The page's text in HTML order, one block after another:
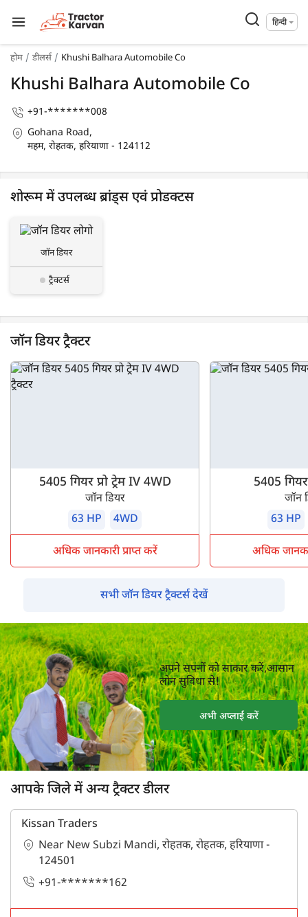
हिन्दी
होम डीलर्स Khushi Balhara Automobile Co
Khushi Balhara Automobile Co
+91-*******008
Gohana Road,
महम, रोहतक, हरियाणा - 124112
शोरूम में उपलब्ध ब्रांड्स एवं प्रोडक्टस
जॉन डियर
ट्रैक्टर्स
जॉन डियर ट्रैक्टर
5405 गियर प्रो ट्रेम IV 4WD
जॉन डियर
63 HP
4WD
अधिक जानकारी प्राप्त करें
5405 गियर
जॉन
63 HP
अधिक
सभी जॉन डियर ट्रैक्टर्स देखें
अपने सपनों को साकार करें,आसान
लोन सुविधा से!
अभी अप्लाई करें
आपके जिले में अन्य ट्रैक्टर डीलर
Kissan Traders
Near New Subzi Mandi, रोहतक, रोहतक, हरियाणा -
124501
+91-*******162